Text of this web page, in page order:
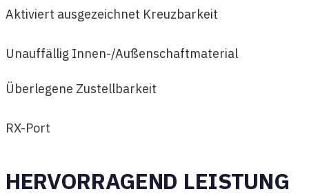
Aktiviert ausgezeichnet Kreuzbarkeit
Unauffällig Innen-/Außenschaftmaterial
Überlegene Zustellbarkeit
RX-Port
HERVORRAGEND LEISTUNG